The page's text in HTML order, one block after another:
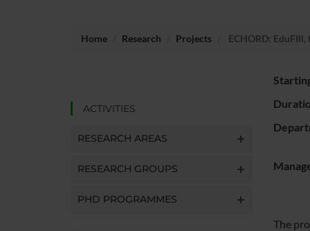
Home Research Projects ECHORD:
ACTIVITIES
RESEARCH AREAS
RESEARCH GROUPS
PHD PROGRAMMES
The